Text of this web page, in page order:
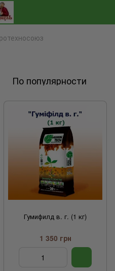
По популярности
Гумифилд в. г. (1 кг)
1 350 грн